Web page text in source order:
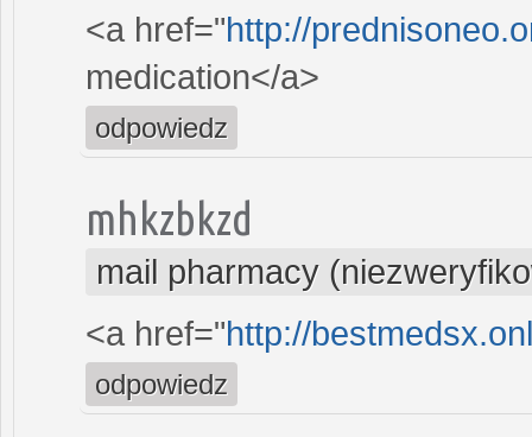
<a href="http://
medication</a>
odpowiedz
mhkzbkzd
mail pharmacy
<a href="http://
odpowiedz